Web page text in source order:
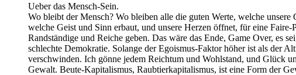
Ueber das Mensch-Sein.
Wo bleibt der Mensch? Wo bleiben alle die guten Werte, welche
welche Geist und Sinn erbaut, und unsere Herzen öffnet, für eine
Randständige und Reiche geben. Das wäre das Ende, Game Over, es
schlechte Demokratie. Solange der Egoismus-Faktor höher ist als der
verschwinden. Ich gönne jedem Reichtum und Wohlstand, und Glück
Gewalt. Beute-Kapitalismus, Raubtierkapitalismus, ist eine Form der